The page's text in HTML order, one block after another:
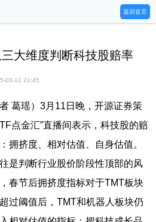
返回首页
大维度判断科技股赔率
03-11 21:45
瑶）3月11日晚，开源证券策
点金汇”直播间表示，科技股的赔
拥挤度、相对估值、自身估值。
是判断行业股价阶段性顶部的风
春节后拥挤度指标对于TMT板块
过阈值后，TMT和机器人板块仍